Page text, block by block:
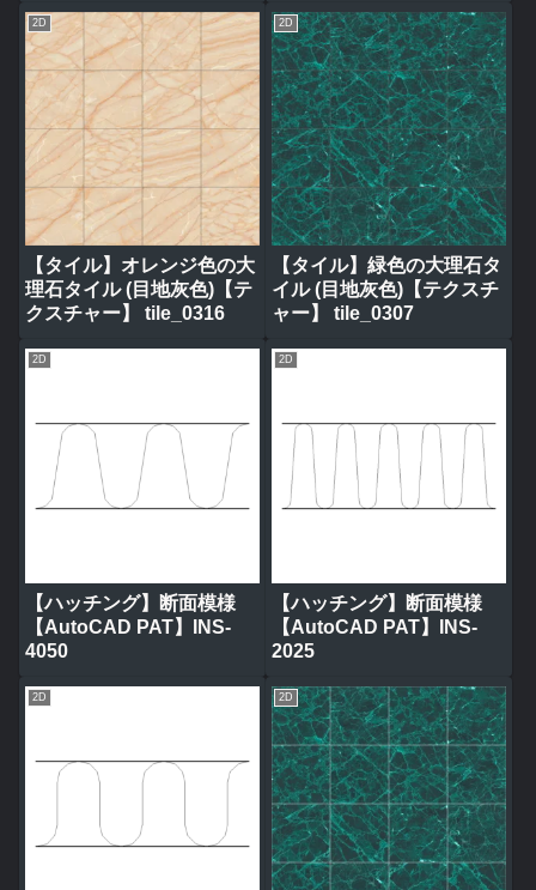
2D
【タイル】オレンジ色の大
理石タイル (目地灰色)【テ
クスチャー】 tile_0316
2D
【タイル】緑色の大理石タ
イル (目地灰色)【テクスチ
ャー】 tile_0307
2D
【ハッチング】断面模様
【AutoCAD PAT】INS-
4050
2D
【ハッチング】断面模様
【AutoCAD PAT】INS-
2025
2D 2D